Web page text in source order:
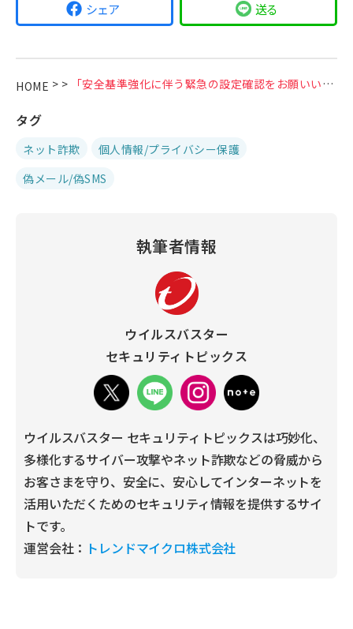
シェア 送る
HOME > > 「安全基準強化に伴う緊急の設定確認をお願いいたします」などのSBI証券を装う偽メールに注意
タグ
ネット詐欺
個人情報/プライバシー保護
偽メール/偽SMS
執筆者情報
ウイルスバスター
セキュリティトピックス
ウイルスバスター セキュリティトピックスは巧妙化、
多様化するサイバー攻撃やネット詐欺などの脅威から
お客さまを守り、安全に、安心してインターネットを
活用いただくためのセキュリティ情報を提供するサイ
トです。
運営会社： トレンドマイクロ株式会社